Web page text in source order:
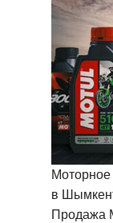
в
Продажа